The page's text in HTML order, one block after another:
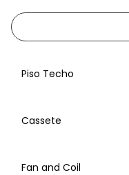
Piso Techo
Cassete
Fan and Coil